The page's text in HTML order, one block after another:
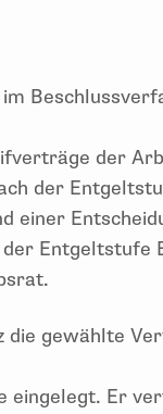
der
der
einer
Entgeltstufe
gewählte
Er